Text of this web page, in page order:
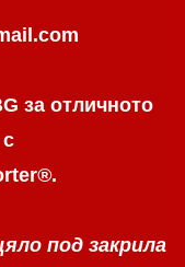
за отличното
®.
под закрила